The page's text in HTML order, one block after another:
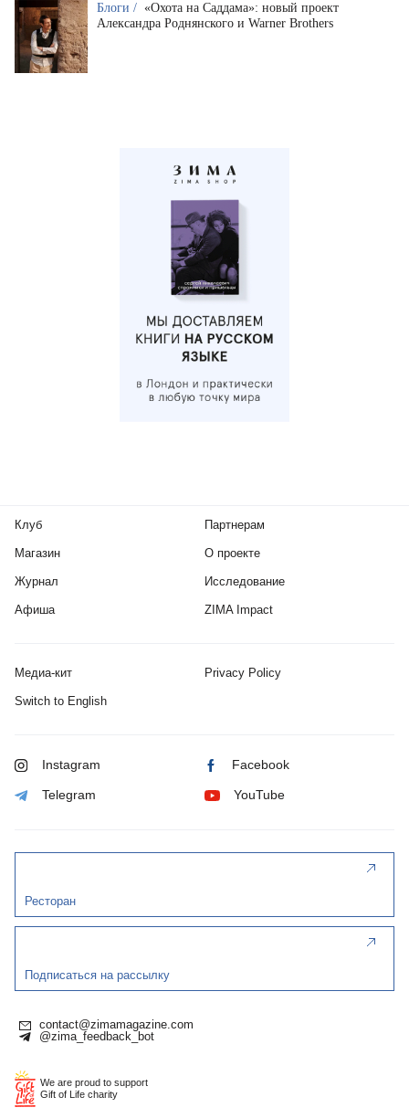
Блоги / «Охота на Саддама»: новый проект
Александра Роднянского и Warner Brothers
Клуб
Магазин
Журнал
Афиша
Партнерам
О проекте
Исследование
ZIMA Impact
Медиа-кит Privacy Policy
Switch to English
Instagram Facebook
Telegram YouTube
Ресторан
Подписаться на рассылку
contact@zimamagazine.com
@zima_feedback_bot
We are proud to support
Gift of Life charity